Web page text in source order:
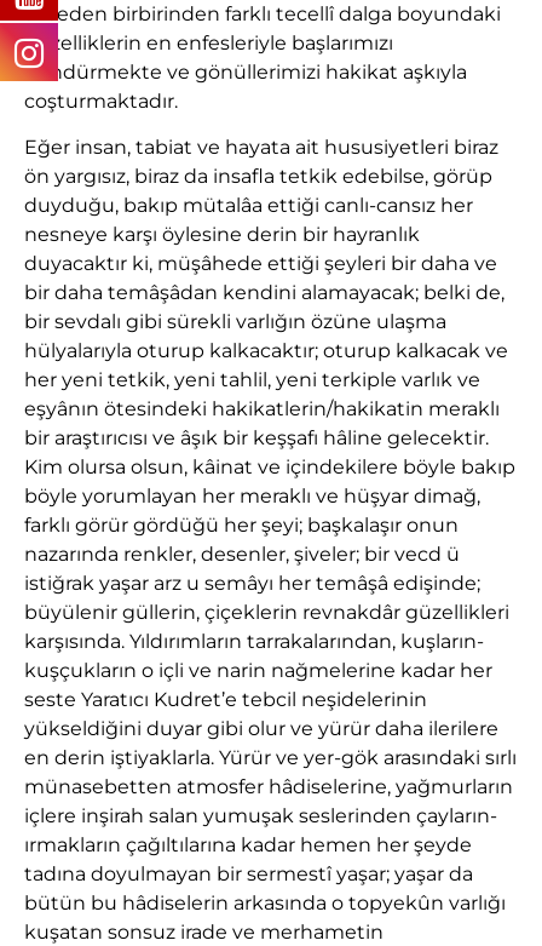
akseden birbirinden farklı tecellî dalga boyundaki
güzelliklerin en enfesleriyle başlarımızı
döndürmekte ve gönüllerimizi hakikat aşkıyla
coşturmaktadır.
Eğer insan, tabiat ve hayata ait hususiyetleri biraz
ön yargısız, biraz da insafla tetkik edebilse, görüp
duyduğu, bakıp mütalâa ettiği canlı-cansız her
nesneye karşı öylesine derin bir hayranlık
duyacaktır ki, müşâhede ettiği şeyleri bir daha ve
bir daha temâşâdan kendini alamayacak; belki de,
bir sevdalı gibi sürekli varlığın özüne ulaşma
hülyalarıyla oturup kalkacaktır; oturup kalkacak ve
her yeni tetkik, yeni tahlil, yeni terkiple varlık ve
eşyânın ötesindeki hakikatlerin/hakikatin meraklı
bir araştırıcısı ve âşık bir keşşafı hâline gelecektir.
Kim olursa olsun, kâinat ve içindekilere böyle bakıp
böyle yorumlayan her meraklı ve hüşyar dimağ,
farklı görür gördüğü her şeyi; başkalaşır onun
nazarında renkler, desenler, şiveler; bir vecd ü
istiğrak yaşar arz u semâyı her temâşâ edişinde;
büyülenir güllerin, çiçeklerin revnakdâr güzellikleri
karşısında. Yıldırımların tarrakalarından, kuşların-
kuşçukların o içli ve narin nağmelerine kadar her
seste Yaratıcı Kudret’e tebcil neşidelerinin
yükseldiğini duyar gibi olur ve yürür daha ilerilere
en derin iştiyaklarla. Yürür ve yer-gök arasındaki sırlı
münasebetten atmosfer hâdiselerine, yağmurların
içlere inşirah salan yumuşak seslerinden çayların-
ırmakların çağıltılarına kadar hemen her şeyde
tadına doyulmayan bir sermestî yaşar; yaşar da
bütün bu hâdiselerin arkasında o topyekûn varlığı
kuşatan sonsuz irade ve merhametin